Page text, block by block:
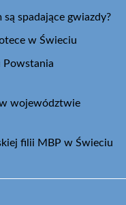
są spadające gwiazdy?
w Świeciu
Powstania
województwie
filii MBP w Świeciu